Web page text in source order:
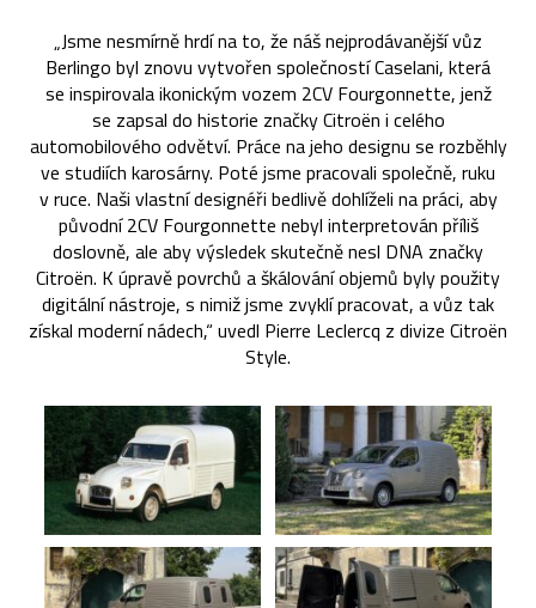
„Jsme nesmírně hrdí na to, že náš nejprodávanější vůz
Berlingo byl znovu vytvořen společností Caselani, která
se inspirovala ikonickým vozem 2CV Fourgonnette, jenž
se zapsal do historie značky Citroën i celého
automobilového odvětví. Práce na jeho designu se rozběhly
ve studiích karosárny. Poté jsme pracovali společně, ruku
v ruce. Naši vlastní designéři bedlivě dohlíželi na práci, aby
původní 2CV Fourgonnette nebyl interpretován příliš
doslovně, ale aby výsledek skutečně nesl DNA značky
Citroën. K úpravě povrchů a škálování objemů byly použity
digitální nástroje, s nimiž jsme zvyklí pracovat, a vůz tak
získal moderní nádech,“ uvedl Pierre Leclercq z divize Citroën
Style.